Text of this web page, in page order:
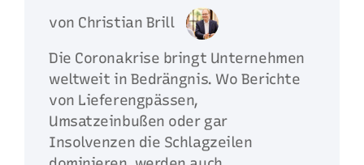
von Christian Brill
Die Coronakrise bringt Unternehmen
weltweit in Bedrängnis. Wo Berichte
von Lieferengpässen,
Umsatzeinbußen oder gar
Insolvenzen die Schlagzeilen